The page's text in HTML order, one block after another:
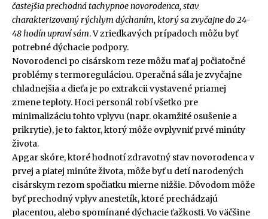
častejšia prechodná tachypnoe novorodenca, stav
charakterizovaný rýchlym dýchaním, ktorý sa zvyčajne do 24-
48 hodín upraví sám. V zriedkavých prípadoch môžu byť
potrebné dýchacie podpory.
Novorodenci po cisárskom reze môžu mať aj počiatočné
problémy s termoreguláciou. Operačná sála je zvyčajne
chladnejšia a dieťa je po extrakcii vystavené priamej
zmene teploty. Hoci personál robí všetko pre
minimalizáciu tohto vplyvu (napr. okamžité osušenie a
prikrytie), je to faktor, ktorý môže ovplyvniť prvé minúty
života.
Apgar skóre, ktoré hodnotí zdravotný stav novorodenca v
prvej a piatej minúte života, môže byť u detí narodených
cisárskym rezom spočiatku mierne nižšie. Dôvodom môže
byť prechodný vplyv anestetík, ktoré prechádzajú
placentou, alebo spomínané dýchacie ťažkosti. Vo väčšine